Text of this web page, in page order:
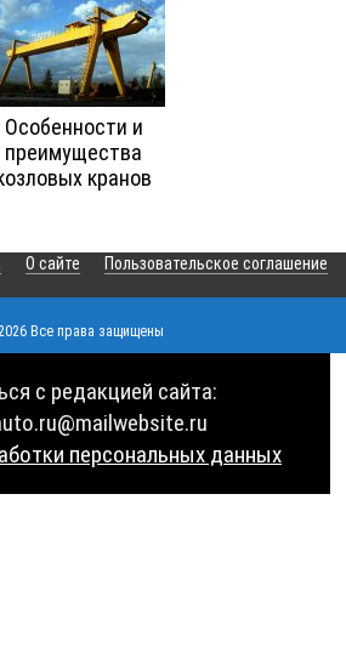
Особенности и
преимущества
кранов
О сайте Пользовательское соглашение
Все права защищены
с редакцией сайта:
персональных данных